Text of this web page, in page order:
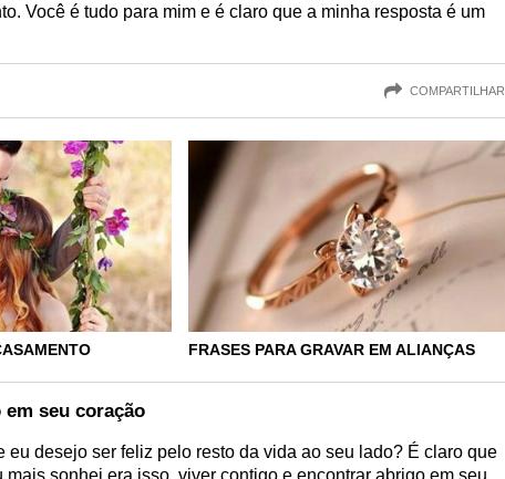
Você é tudo para mim e é claro que a minha resposta é um
COMPARTILHAR
FRASES PARA GRAVAR EM ALIANÇAS
seu coração
eu desejo ser feliz pelo resto da vida ao seu lado? É claro que
mais sonhei era isso, viver contigo e encontrar abrigo em seu